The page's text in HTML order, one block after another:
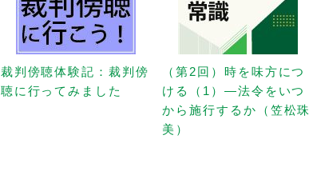
裁判傍聴体験記：裁判傍
聴に行ってみました
（第2回）時を味方につ
ける（1）—法令をいつ
から施行するか（笠松珠
美）